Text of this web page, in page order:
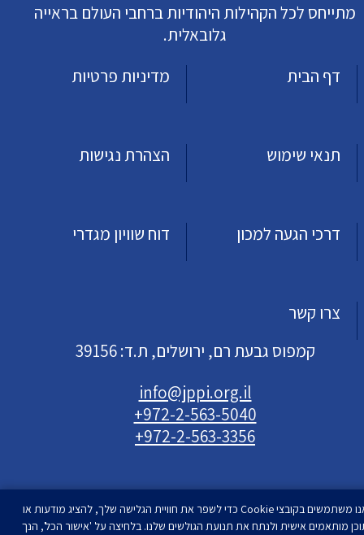
מתייחס לכל הקהילות היהודיות ברחבי העולם בראייה
גלובאלית.
דף הבית
מדיניות פרטיות
תנאי שימוש הצהרת נגישות
דרכי הגעה למכון דוח שוויון מגדרי
צרו קשר
קמפוס גבעת רם, ירושלים, ת.ד: 39156
info@jppi.org.il
+972-2-563-5040
+972-2-563-3356
אנו משתמשים בקובצי Cookie כדי לשפר את חוויית הגלישה שלך, להציג מודעות או
מותאמים אישית ולנתח את תנועת הגולשים שלנו. בלחיצה על 'אישור הכל', הנך